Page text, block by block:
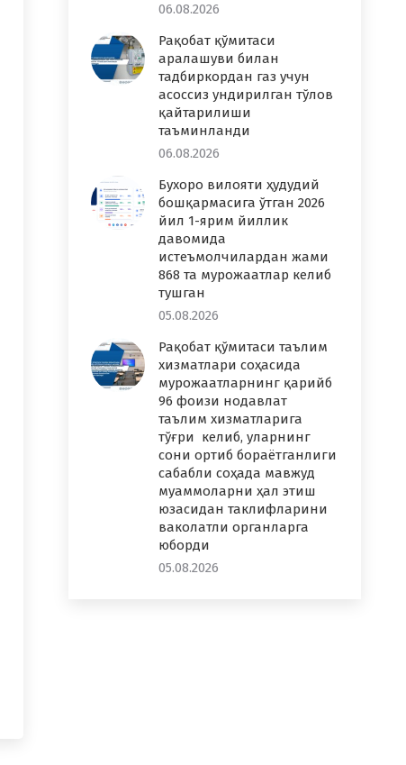
06.08.2026
Рақобат қўмитаси
аралашуви билан
тадбиркордан газ учун
асоссиз ундирилган тўлов
қайтарилиши
таъминланди
06.08.2026
Бухоро вилояти ҳудудий
бошқармасига ўтган 2026
йил 1-ярим йиллик
давомида
истеъмолчилардан жами
868 та мурожаатлар келиб
тушган
05.08.2026
Рақобат қўмитаси таълим
хизматлари соҳасида
мурожаатларнинг қарийб
96 фоизи нодавлат
таълим хизматларига
тўғри келиб, уларнинг
сони ортиб бораётганлиги
сабабли соҳада мавжуд
муаммоларни ҳал этиш
юзасидан таклифларини
ваколатли органларга
юборди
05.08.2026